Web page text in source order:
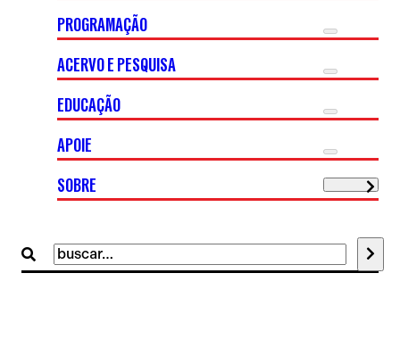
Buscar
por:
PROGRAMAÇÃO
ACERVO E PESQUISA
EDUCAÇÃO
APOIE
SOBRE